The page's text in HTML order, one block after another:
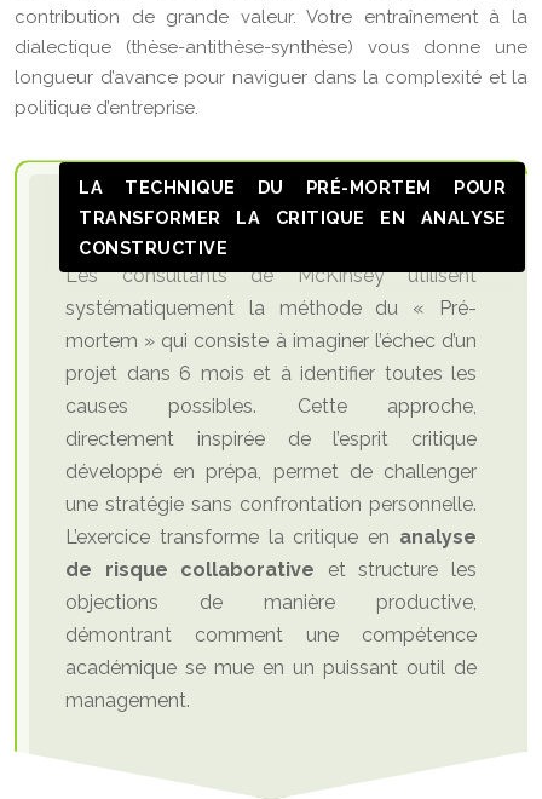
contribution de grande valeur. Votre entraînement à la
dialectique (thèse-antithèse-synthèse) vous donne une
longueur d’avance pour naviguer dans la complexité et la
politique d’entreprise.
LA TECHNIQUE DU PRÉ-MORTEM POUR
TRANSFORMER LA CRITIQUE EN ANALYSE
CONSTRUCTIVE
Les consultants de McKinsey utilisent
systématiquement la méthode du « Pré-
mortem » qui consiste à imaginer l’échec d’un
projet dans 6 mois et à identifier toutes les
causes possibles. Cette approche,
directement inspirée de l’esprit critique
développé en prépa, permet de challenger
une stratégie sans confrontation personnelle.
L’exercice transforme la critique en analyse
de risque collaborative et structure les
objections de manière productive,
démontrant comment une compétence
académique se mue en un puissant outil de
management.